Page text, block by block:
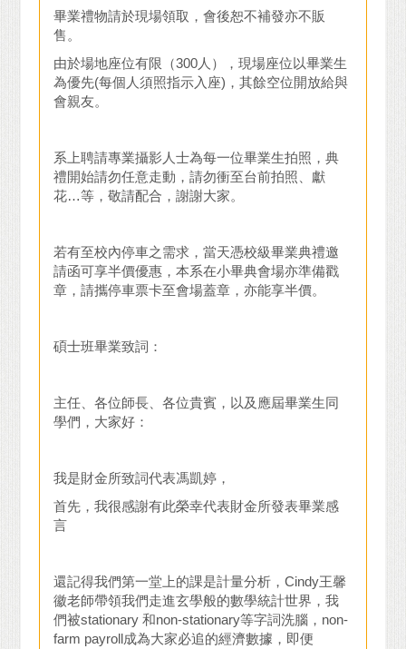
畢業禮物請於現場領取，會後恕不補發亦不販
售。
由於場地座位有限（300人），現場座位以畢業生
為優先(每個人須照指示入座)，其餘空位開放給與
會親友。
系上聘請專業攝影人士為每一位畢業生拍照，典
禮開始請勿任意走動，請勿衝至台前拍照、獻
花…等，敬請配合，謝謝大家。
若有至校內停車之需求，當天憑校級畢業典禮邀
請函可享半價優惠，本系在小畢典會場亦準備戳
章，請攜停車票卡至會場蓋章，亦能享半價。
碩士班畢業致詞：
主任、各位師長、各位貴賓，以及應屆畢業生同
學們，大家好：
我是財金所致詞代表馮凱婷，
首先，我很感謝有此榮幸代表財金所發表畢業感
言
還記得我們第一堂上的課是計量分析，Cindy王馨
徽老師帶領我們走進玄學般的數學統計世界，我
們被stationary 和non-stationary等字詞洗腦，non-
farm payroll成為大家必追的經濟數據，即便